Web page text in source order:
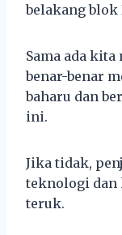
belakang blok
Sama ada
benar-benar
baharu dan
ini.
Jika tidak,
teknologi dan
teruk.